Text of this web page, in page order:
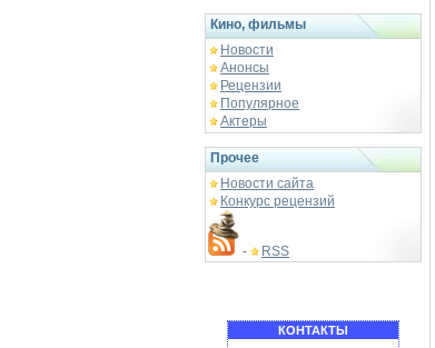
Кино, фильмы
Новости
Анонсы
Рецензии
Популярное
Актеры
Прочее
Новости сайта
Конкурс рецензий
- RSS
КОНТАКТЫ